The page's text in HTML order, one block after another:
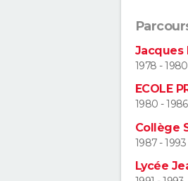
Jacques
1978 - 1980
ECOLE
1980 - 1986
Collège
1987 - 1993
Lycée